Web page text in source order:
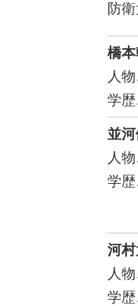
防
橋
人
学
並
人
学
河村
人
学